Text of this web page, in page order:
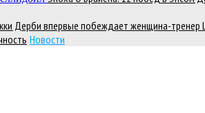
Дерби впервые побеждает женщина-тренер
Новости